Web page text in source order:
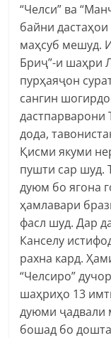
“Челси” ва
байни
маҳсуб мешуд.
Бриҷ”-и шаҳри
пурҳаяҷон
сангин
дастпарварони
дода,
Қисми якуми
пушти сар шуд.
дуюм бо ягона
ҳамлавари
фасл шуд. Дар
Канселу
рахна кард.
“Челсиро”
шаҳриҳо 13
дуюми ҷадвали
бошад бо